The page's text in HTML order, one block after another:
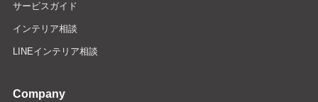
サービスガイド
インテリア相談
LINEインテリア相談
Company